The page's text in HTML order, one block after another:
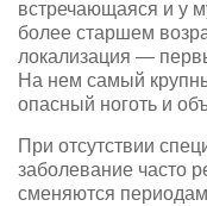
встречающаяся и у
более старшем
локализация —
На нем самый
опасный ноготь и
При отсутствии
заболевание часто
сменяются